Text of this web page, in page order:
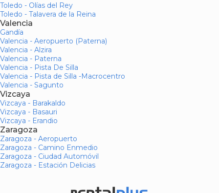
Toledo - Olías del Rey
Toledo - Talavera de la Reina
Valencia
Gandía
Valencia - Aeropuerto (Paterna)
Valencia - Alzira
Valencia - Paterna
Valencia - Pista De Silla
Valencia - Pista de Silla -Macrocentro
Valencia - Sagunto
Vizcaya
Vizcaya - Barakaldo
Vizcaya - Basauri
Vizcaya - Erandio
Zaragoza
Zaragoza - Aeropuerto
Zaragoza - Camino Enmedio
Zaragoza - Ciudad Automóvil
Zaragoza - Estación Delicias